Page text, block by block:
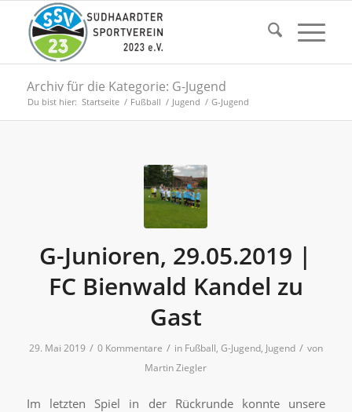
Archiv für die Kategorie: G-Jugend
Du bist hier: Startseite / Fußball / Jugend / G-Jugend
G-Junioren, 29.05.2019 |
FC Bienwald Kandel zu
Gast
29. Mai 2019 / 0 Kommentare / in Fußball, G-Jugend, Jugend / von
Martin Ziegler
Im letzten Spiel in der Rückrunde konnte unsere